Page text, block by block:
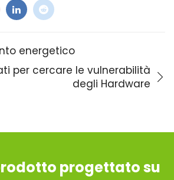
energetico
per cercare le vulnerabilità
degli Hardware
progettato su